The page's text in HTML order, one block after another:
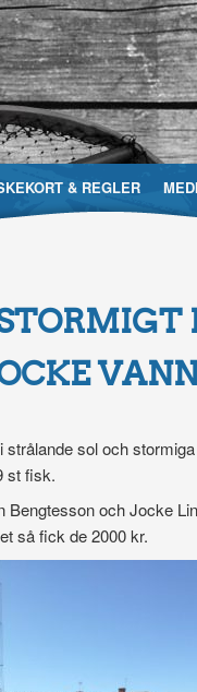
& REGLER
sol och
st fisk.
Bengtesson och Jocke
så fick de 2000 kr.